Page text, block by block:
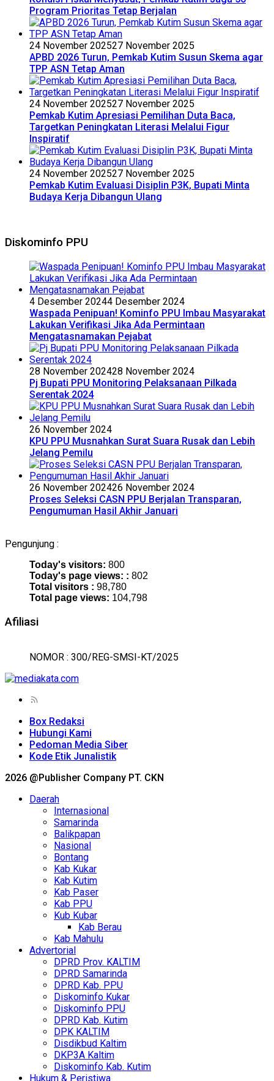
Program Prioritas Tetap Berjalan
24 November 202527 November 2025
APBD 2026 Turun, Pemkab Kutim Susun Skema agar
TPP ASN Tetap Aman
24 November 202527 November 2025
Pemkab Kutim Apresiasi Pemilihan Duta Baca,
Targetkan Peningkatan Literasi Melalui Figur
Inspiratif
24 November 202527 November 2025
Pemkab Kutim Evaluasi Disiplin P3K, Bupati Minta
Budaya Kerja Dibangun Ulang
Diskominfo PPU
4 Desember 20244 Desember 2024
Waspada Penipuan! Kominfo PPU Imbau Masyarakat
Lakukan Verifikasi Jika Ada Permintaan
Mengatasnamakan Pejabat
28 November 202428 November 2024
Pj Bupati PPU Monitoring Pelaksanaan Pilkada
Serentak 2024
26 November 2024
KPU PPU Musnahkan Surat Suara Rusak dan Lebih
Jelang Pemilu
26 November 202426 November 2024
Proses Seleksi CASN PPU Berjalan Transparan,
Pengumuman Hasil Akhir Januari
Pengunjung :
Today's visitors: 800
Today's page views: : 802
Total visitors : 98,780
Total page views: 104,798
Afiliasi
NOMOR : 300/REG-SMSI-KT/2025
Box Redaksi
Hubungi Kami
Pedoman Media Siber
Kode Etik Junalistik
2026 @Publisher Company PT. CKN
Daerah
Internasional
Samarinda
Balikpapan
Nasional
Bontang
Kab Kukar
Kab Kutim
Kab Paser
Kab PPU
Kub Kubar
Kab Berau
Kab Mahulu
Advertorial
DPRD Prov. KALTIM
DPRD Samarinda
DPRD Kab. PPU
Diskominfo Kukar
Diskominfo PPU
DPRD Kab. Kutim
DPK KALTIM
Disdikbud Kaltim
DKP3A Kaltim
Diskominfo Kab. Kutim
Hukum & Peristiwa